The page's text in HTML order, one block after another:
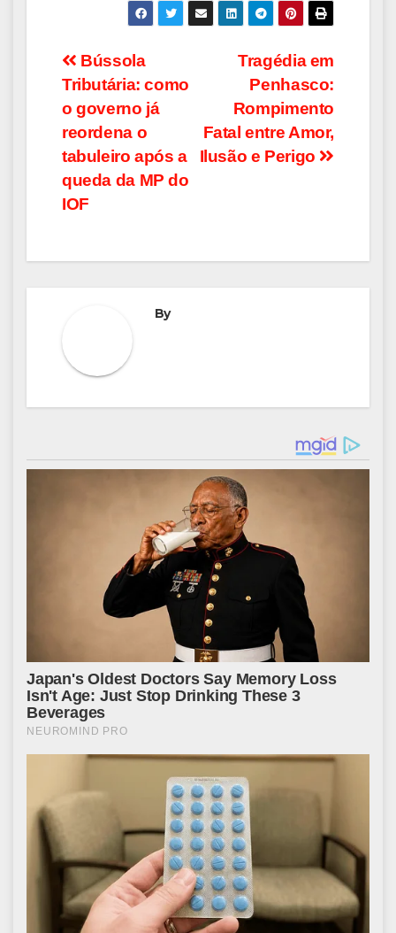
Navegação
de
Post
Tragédia em
Penhasco:
Rompimento
Fatal entre Amor,
Ilusão e Perigo
Bússola
Tributária: como
o governo já
reordena o
tabuleiro após a
queda da MP do
IOF
By